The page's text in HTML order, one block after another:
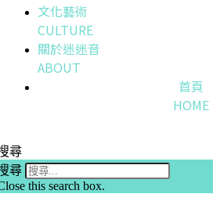
文化藝術
CULTURE
關於迷迷音
ABOUT
首頁
HOME
尋
尋
this search box.